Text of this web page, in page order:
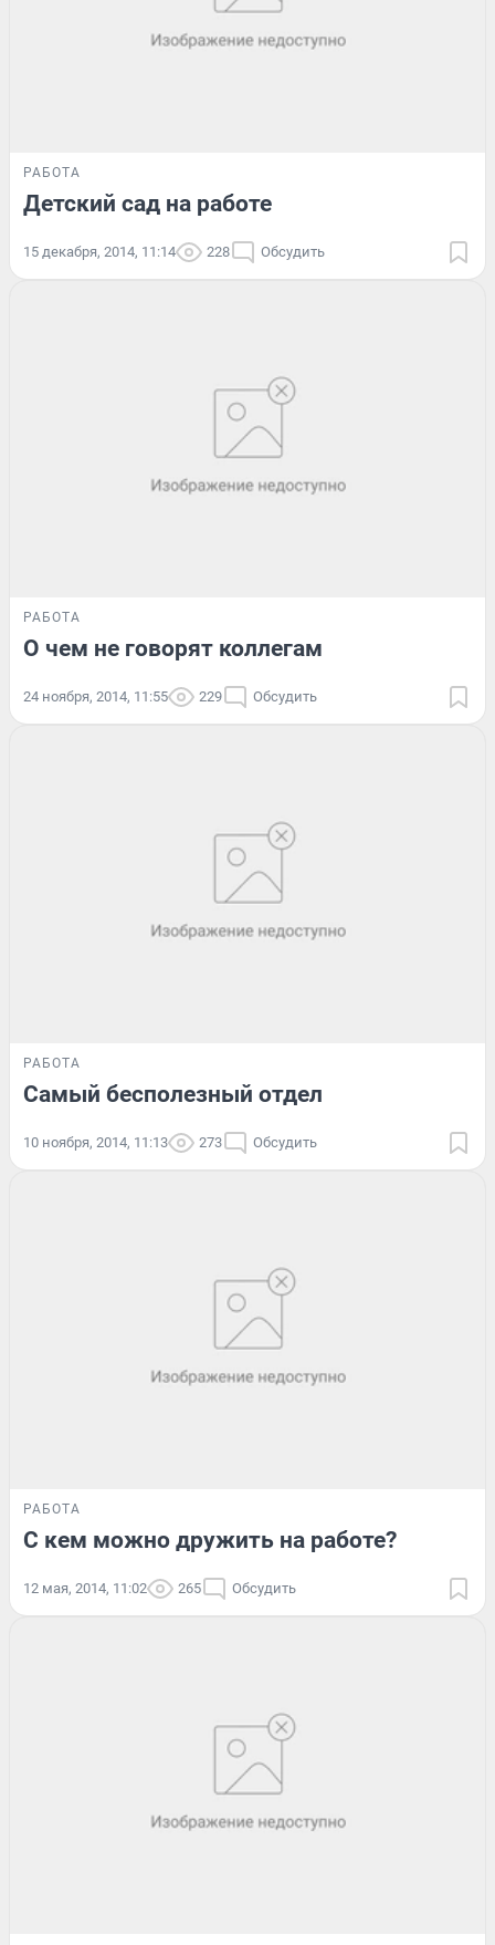
РАБОТА
Детский сад на работе
15 декабря, 2014, 11:14 228 Обсудить
РАБОТА
О чем не говорят коллегам
24 ноября, 2014, 11:55 229 Обсудить
РАБОТА
Самый бесполезный отдел
10 ноября, 2014, 11:13 273 Обсудить
РАБОТА
С кем можно дружить на работе?
12 мая, 2014, 11:02 265 Обсудить